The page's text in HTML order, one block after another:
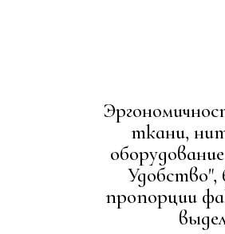
ткани,
Удобство",
пропорции